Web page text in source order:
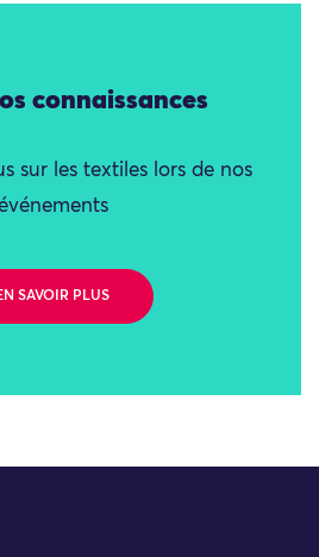
connaissances
sur les textiles lors de nos
SAVOIR PLUS